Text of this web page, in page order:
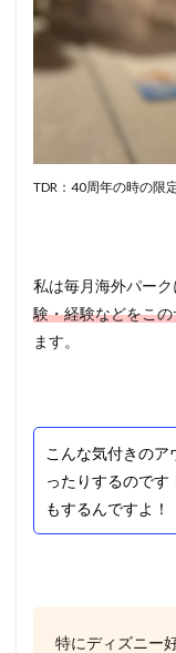
TDR：40周年の時の限
私は毎月海外パーク
験・経験などをこ
ます。
こんな気付きのア
ったりするのです
もするんですよ！
特にディズニー